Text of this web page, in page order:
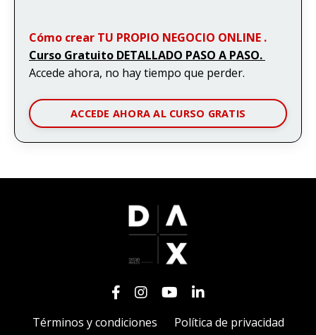
Cómo crear TU PROPIO NEGOCIO ONLINE .
Curso Gratuito DETALLADO PASO A PASO.
Accede ahora, no hay tiempo que perder.
ACCEDE AHORA AL CURSO GRATIS
Términos y condiciones Política de privacidad